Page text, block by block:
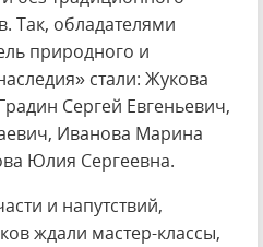
Так, обладателями
природного и
стали: Жукова
Сергей Евгеньевич,
Иванова Марина
Юлия Сергеевна.
и напутствий,
ждали мастер-классы,